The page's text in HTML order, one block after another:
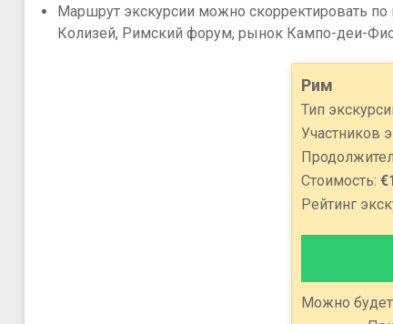
Маршрут экскурсии можно скорректировать
Колизей, Римский форум, рынок Кампо-деи-
Рим
Тип
Участников
Стоимость:
Рейтинг
Можно будет